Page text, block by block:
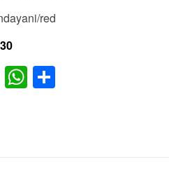
red
30
Telegram
WhatsApp